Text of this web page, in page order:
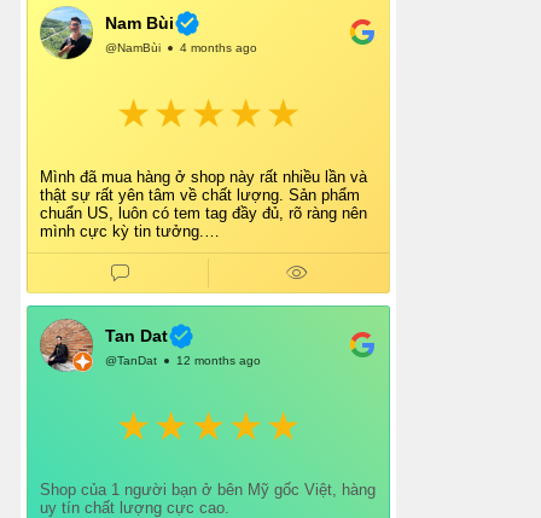
Nam Bùi
@NamBùi 4 months ago
Mình đã mua hàng ở shop này rất nhiều lần và
thật sự rất yên tâm về chất lượng. Sản phẩm
chuẩn US, luôn có tem tag đầy đủ, rõ ràng nên
mình cực kỳ tin tưởng.
Shop tư vấn nhiệt tình, giao hàng nhanh, đóng
gói cẩn thận. Mỗi lần mua đều cảm thấy hài
Chắc chắn mình sẽ tiếp tục ủng hộ shop lâu dài
và giới thiệu thêm cho bạn bè 👍
Tan Dat
@TanDat 12 months ago
Shop của 1 người bạn ở bên Mỹ gốc Việt, hàng
uy tín chất lượng cực cao.